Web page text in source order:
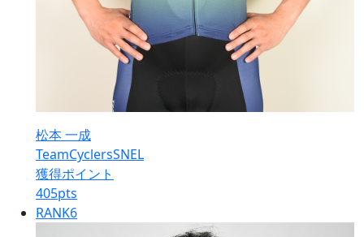
松本 一成
TeamCyclersSNEL
獲得ポイント
405pts
RANK6